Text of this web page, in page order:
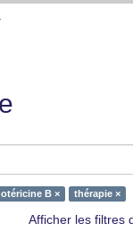
B × thérapie ×
Afficher les filtres